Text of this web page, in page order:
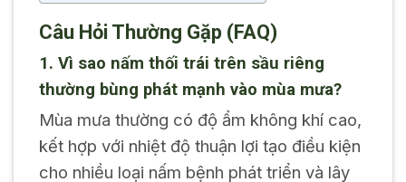
Câu Hỏi Thường Gặp (FAQ)
1. Vì sao nấm thối trái trên sầu riêng
thường bùng phát mạnh vào mùa mưa?
Mùa mưa thường có độ ẩm không khí cao,
kết hợp với nhiệt độ thuận lợi tạo điều kiện
cho nhiều loại nấm bệnh phát triển và lây